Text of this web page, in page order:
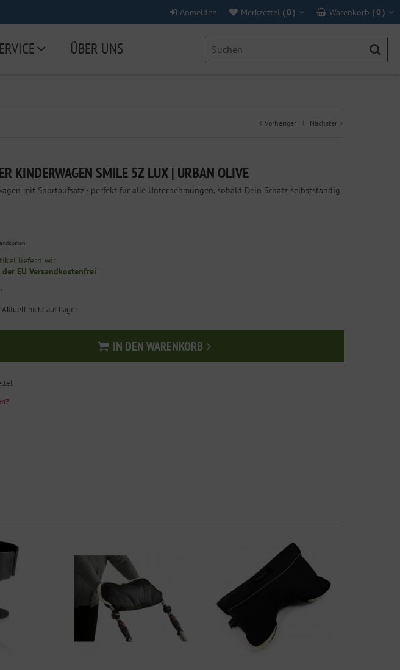
Warenkorb (0 )
Merkzettel (0 )
Anmelden
ÜBER UNS
Vorheriger | Nächster
KINDERWAGEN SMILE 5Z LUX | URBAN OLIVE
mit Sportaufsatz - perfekt für alle Unternehmungen, sobald Dein Schatz selbstständig
liefern wir
EU Versandkostenfrei
*
Aktuell nicht auf Lager
IN DEN WARENKORB
In den Warenkorb